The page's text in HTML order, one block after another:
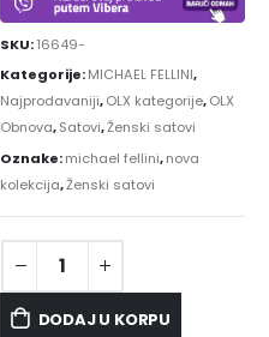
SKU:16649-
Kategorije:MICHAEL FELLINI,
Najprodavaniji,OLX kategorije,OLX
Obnova,Satovi,Ženski satovi
Oznake:michael fellini,nova
kolekcija,Ženski satovi
DODAJ U KORPU